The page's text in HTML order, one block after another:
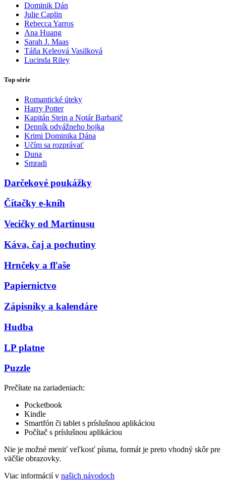
Dominik Dán
Julie Caplin
Rebecca Yarros
Ana Huang
Sarah J. Maas
Táňa Keleová Vasilková
Lucinda Riley
Top série
Romantické úteky
Harry Potter
Kapitán Stein a Notár Barbarič
Denník odvážneho bojka
Krimi Dominika Dána
Učím sa rozprávať
Duna
Smradi
Darčekové poukážky
Čítačky e-kníh
Vecičky od Martinusu
Káva, čaj a pochutiny
Hrnčeky a fľaše
Papiernictvo
Zápisníky a kalendáre
Hudba
LP platne
Puzzle
Prečítate na zariadeniach:
Pocketbook
Kindle
Smartfón či tablet s príslušnou aplikáciou
Počítač s príslušnou aplikáciou
Nie je možné meniť veľkosť písma, formát je preto vhodný skôr pre
väčšie obrazovky.
Viac informácií v našich návodoch